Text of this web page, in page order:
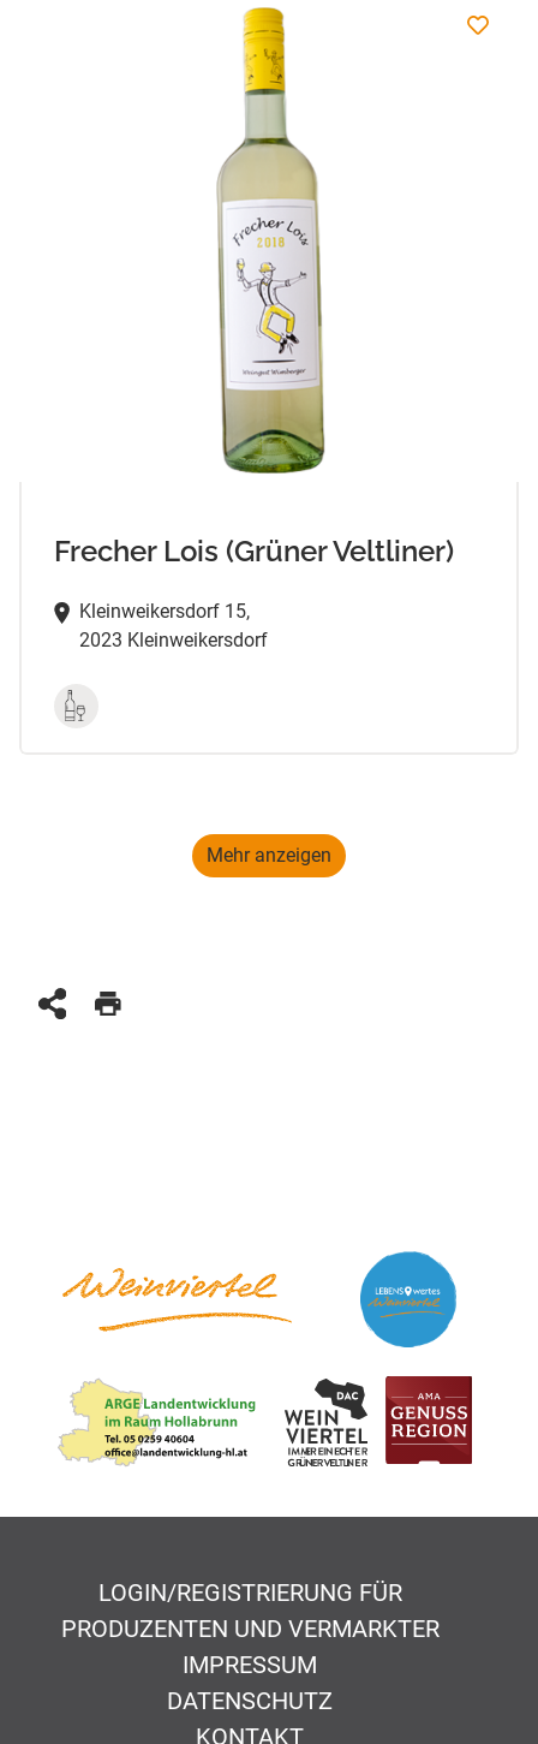
Frecher Lois (Grüner Veltliner)
Kleinweikersdorf 15,
2023 Kleinweikersdorf
Mehr anzeigen
LOGIN/REGISTRIERUNG FÜR
PRODUZENTEN UND VERMARKTER
IMPRESSUM
DATENSCHUTZ
KONTAKT